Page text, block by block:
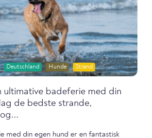
Deutschland Hunde Strand
ultimative badeferie med din
de bedste strande,
med din egen hund er en fantastisk